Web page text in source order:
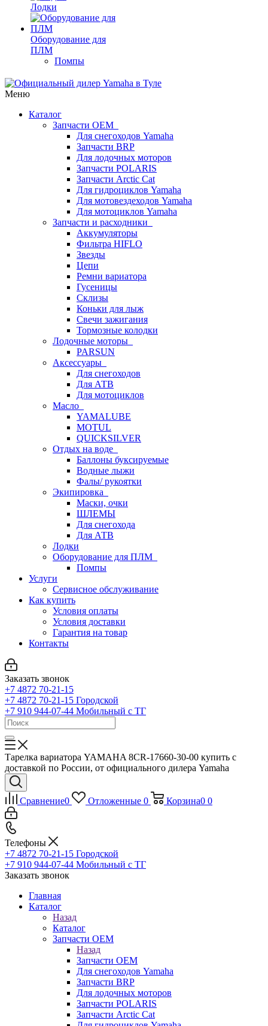
Лодки
Оборудование для
ПЛМ
Помпы
Меню
Каталог
Запчасти OEM
Для снегоходов Yamaha
Запчасти BRP
Для лодочных моторов
Запчасти POLARIS
Запчасти Arctic Cat
Для гидроциклов Yamaha
Для мотовездеходов Yamaha
Для мотоциклов Yamaha
Запчасти и расходники
Аккумуляторы
Фильтра HIFLO
Звезды
Цепи
Ремни вариатора
Гусеницы
Склизы
Коньки для лыж
Свечи зажигания
Тормозные колодки
Лодочные моторы
PARSUN
Аксессуары
Для снегоходов
Для АТВ
Для мотоциклов
Масло
YAMALUBE
MOTUL
QUICKSILVER
Отдых на воде
Баллоны буксируемые
Водные лыжи
Фалы/ рукоятки
Экипировка
Маски, очки
ШЛЕМЫ
Для снегохода
Для АТВ
Лодки
Оборудование для ПЛМ
Помпы
Услуги
Сервисное обслуживание
Как купить
Условия оплаты
Условия доставки
Гарантия на товар
Контакты
Заказать звонок
+7 4872 70-21-15
+7 4872 70-21-15 Городской
+7 910 944-07-44 Мобильный с ТГ
Тарелка вариатора YAMAHA 8CR-17660-30-00 купить с
доставкой по России, от официального дилера Yamaha
Сравнение0 Отложенные 0 Корзина0 0
Телефоны
+7 4872 70-21-15 Городской
+7 910 944-07-44 Мобильный с ТГ
Заказать звонок
Главная
Каталог
Назад
Каталог
Запчасти OEM
Назад
Запчасти OEM
Для снегоходов Yamaha
Запчасти BRP
Для лодочных моторов
Запчасти POLARIS
Запчасти Arctic Cat